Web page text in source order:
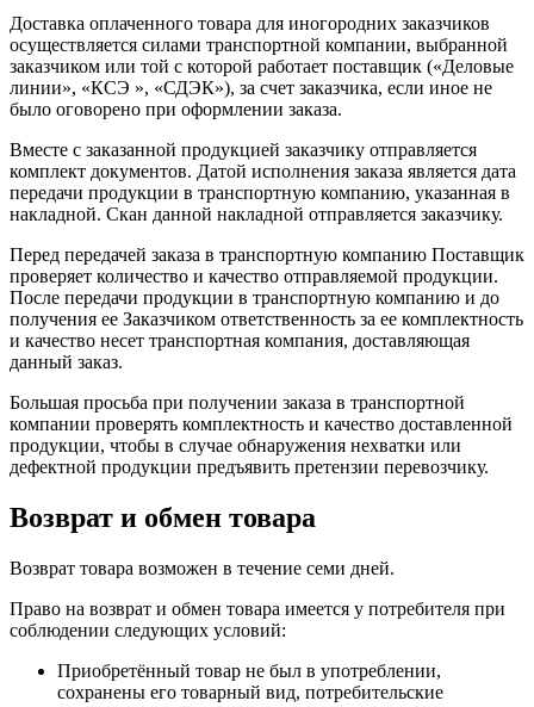
Доставка оплаченного товара для иногородних заказчиков
осуществляется силами транспортной компании, выбранной
заказчиком или той с которой работает поставщик («Деловые
линии», «КСЭ », «СДЭК»), за счет заказчика, если иное не
было оговорено при оформлении заказа.
Вместе с заказанной продукцией заказчику отправляется
комплект документов. Датой исполнения заказа является дата
передачи продукции в транспортную компанию, указанная в
накладной. Скан данной накладной отправляется заказчику.
Перед передачей заказа в транспортную компанию Поставщик
проверяет количество и качество отправляемой продукции.
После передачи продукции в транспортную компанию и до
получения ее Заказчиком ответственность за ее комплектность
и качество несет транспортная компания, доставляющая
данный заказ.
Большая просьба при получении заказа в транспортной
компании проверять комплектность и качество доставленной
продукции, чтобы в случае обнаружения нехватки или
дефектной продукции предъявить претензии перевозчику.
Возврат и обмен товара
Возврат товара возможен в течение семи дней.
Право на возврат и обмен товара имеется у потребителя при
соблюдении следующих условий:
Приобретённый товар не был в употреблении,
сохранены его товарный вид, потребительские